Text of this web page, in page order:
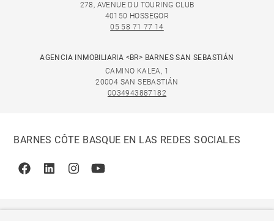
278, AVENUE DU TOURING CLUB
40150 HOSSEGOR
05 58 71 77 14
AGENCIA INMOBILIARIA <BR> BARNES SAN SEBASTIÁN
CAMINO KALEA, 1
20004 SAN SEBASTIÁN
0034943887182
BARNES CÔTE BASQUE EN LAS REDES SOCIALES
FacebookLinkedinInstagramYoutube